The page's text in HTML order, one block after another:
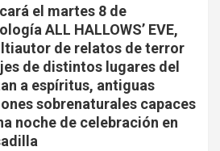
el martes 8 de
ALL HALLOWS’ EVE,
de relatos de terror
de distintos lugares del
a espíritus, antiguas
sobrenaturales capaces
noche de celebración en